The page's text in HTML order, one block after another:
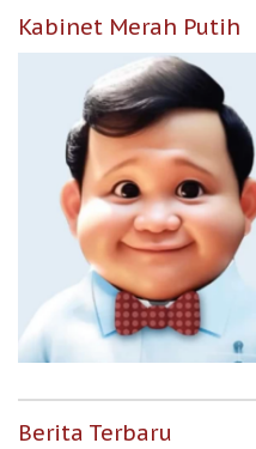
Kabinet Merah Putih
Berita Terbaru